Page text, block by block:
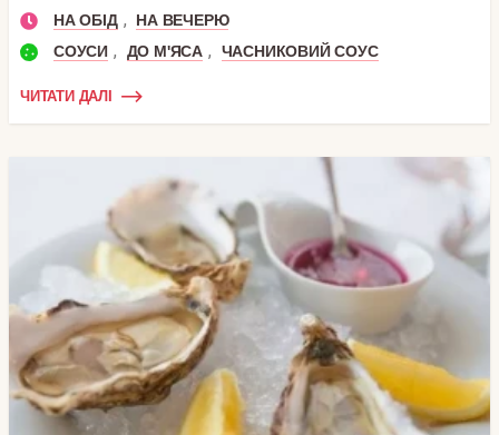
НА ОБІД ,
НА ВЕЧЕРЮ
СОУСИ , ДО М'ЯСА , ЧАСНИКОВИЙ СОУС
ЧИТАТИ ДАЛІ